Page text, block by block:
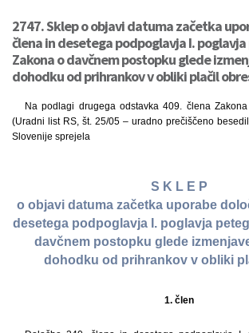
2747. Sklep o objavi datuma začetka
člena in desetega podpoglavja I.
Zakona o davčnem postopku glede
dohodku od prihrankov v obliki plačil
Na podlagi drugega odstavka 409. člena
(Uradni list RS, št. 25/05 – uradno prečiščeno
Slovenije sprejela
S K L E P
o objavi datuma začetka uporabe
desetega podpoglavja I. poglavja
davčnem postopku glede
dohodku od prihrankov v obliki
1. člen